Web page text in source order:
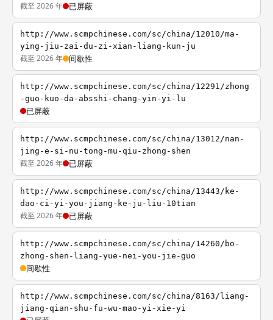
截至 2026 年 已屏蔽
http://www.scmpchinese.com/sc/china/12010/ma-
ying-jiu-zai-du-zi-xian-liang-kun-ju
截至 2026 年 间歇性
http://www.scmpchinese.com/sc/china/12291/zhong
-guo-kuo-da-absshi-chang-yin-yi-lu
已屏蔽
http://www.scmpchinese.com/sc/china/13012/nan-
jing-e-si-nu-tong-mu-qiu-zhong-shen
截至 2026 年 已屏蔽
http://www.scmpchinese.com/sc/china/13443/ke-
dao-ci-yi-you-jiang-ke-ju-liu-10tian
截至 2026 年 已屏蔽
http://www.scmpchinese.com/sc/china/14260/bo-
zhong-shen-liang-yue-nei-you-jie-guo
间歇性
http://www.scmpchinese.com/sc/china/8163/liang-
jiang-qian-shu-fu-wu-mao-yi-xie-yi